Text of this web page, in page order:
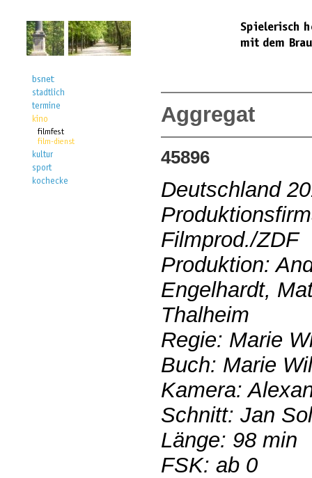
Aggregat
45896
Deutschland
Filmprod./ZDF
Produktion:
Engelhardt,
Thalheim
Regie: Marie
Buch: Marie
Kamera:
Schnitt: Jan
Länge: 98 min
FSK: ab 0